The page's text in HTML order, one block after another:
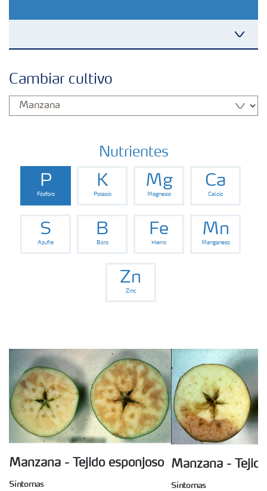
Fertilizantes
Portafolio de Agricultura Digital
Almacenaje y manejo de fertilizantes
Soluciones por cultivos
Cambiar cultivo
Nutrientes
P
Fósforo
K
Potasio
Mg
Magnesio
Ca
Calcio
S
Azufre
B
Boro
Fe
Hierro
Mn
Manganeso
Zn
Zinc
Manzana - Tejido esponjoso
Síntomas
Manzana -
Síntomas